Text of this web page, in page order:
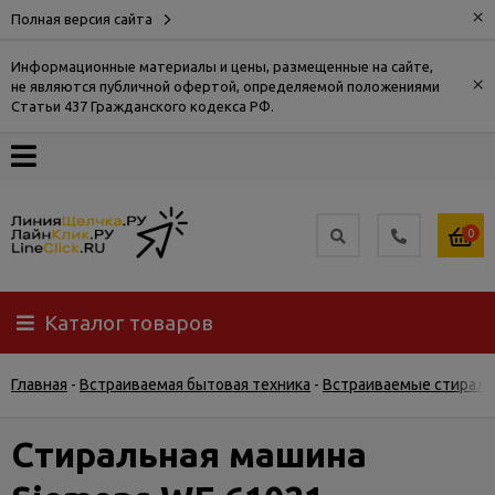
Полная версия сайта ×
Информационные материалы и цены, размещенные на сайте,
не являются публичной офертой, определяемой положениями
Статьи 437 Гражданского кодекса РФ.
×
О
Доставка
Самовывоз
Гарантия
возврат
0
Каталог товаров
Главная - Встраиваемая бытовая техника - Встраиваемые
Стиральная машина